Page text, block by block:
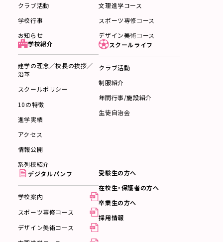
クラブ活動
学校行事
お知らせ
文理進学コース
スポーツ専修コース
デザイン美術コース
学校紹介
建学の理念／校長の挨拶／
沿革
スクールポリシー
10の特徴
進学実績
アクセス
情報公開
系列校紹介
スクールライフ
クラブ活動
制服紹介
年間行事/施設紹介
生徒自治会
デジタルパンフ
学校案内
スポーツ専修コース
デザイン美術コース
受験生の方へ
在校生・保護者の方へ
卒業生の方へ
採用情報